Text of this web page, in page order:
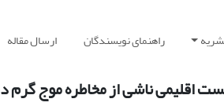
راهنمای نویسندگان ارسال مقاله
اقلیمی ناشی از مخاطره موج گرم